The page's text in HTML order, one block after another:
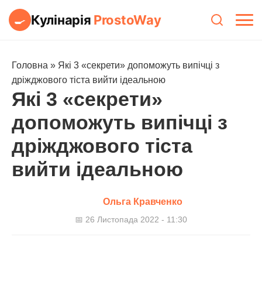
🍳 Кулінарія ProstoWay
Головна » Які 3 «секрети» допоможуть випічці з
дріжджового тіста вийти ідеальною
Які 3 «секрети»
допоможуть випічці з
дріжджового тіста
вийти ідеальною
Ольга Кравченко
📅 26 Листопада 2022 - 11:30